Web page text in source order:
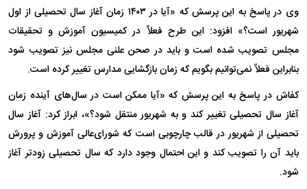
وی در پاسخ به این پرسش که «آیا در ۱۴۰۳ زمان آغاز سال تحصیلی از اول
شهریور است؟» افزود: این طرح فعلاً در کمیسیون آموزش و تحقیقات
مجلس تصویب شده است و باید در صحن علنی مجلس نیز تصویب شود
بنابراین فعلاً نمی‌توانیم بگویم که زمان بازگشایی مدارس تغییر کرده است.
کفاش در پاسخ به این پرسش که «آیا ممکن است در سال‌های آینده زمان
آغاز سال تحصیلی تغییر کند و به شهریور منتقل شود؟»، ابراز کرد: آغاز سال
تحصیلی از شهریور در قالب چارچوبی است که شورای‌عالی آموزش و پرورش
باید آن را تصویب کند و این احتمال وجود دارد که سال تحصیلی زودتر آغاز
شود.